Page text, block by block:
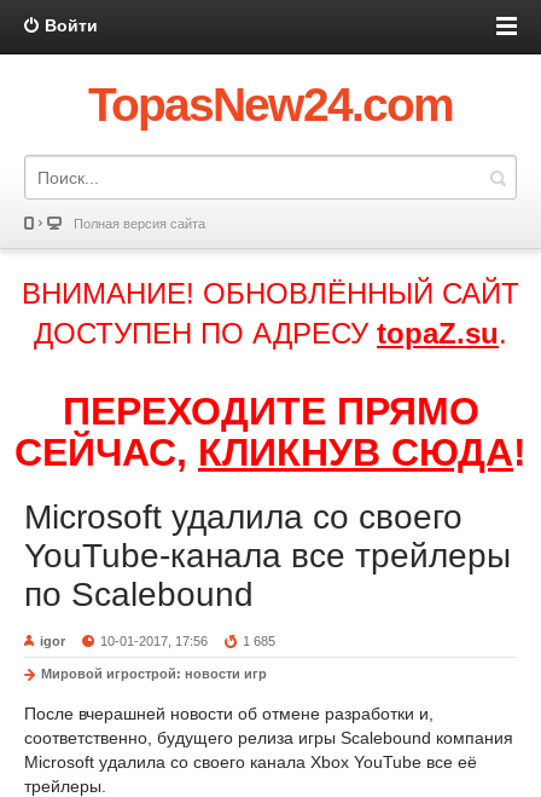
Войти
TopasNew24.com
Полная версия сайта
ВНИМАНИЕ! ОБНОВЛЁННЫЙ САЙТ
ДОСТУПЕН ПО АДРЕСУ topaZ.su.
ПЕРЕХОДИТЕ ПРЯМО
СЕЙЧАС, КЛИКНУВ СЮДА!
Microsoft удалила со своего
YouTube-канала все трейлеры
по Scalebound
igor 10-01-2017, 17:56 1 685
Мировой игрострой: новости игр
После вчерашней новости об отмене разработки и,
соответственно, будущего релиза игры Scalebound компания
Microsoft удалила со своего канала Xbox YouTube все её
трейлеры.